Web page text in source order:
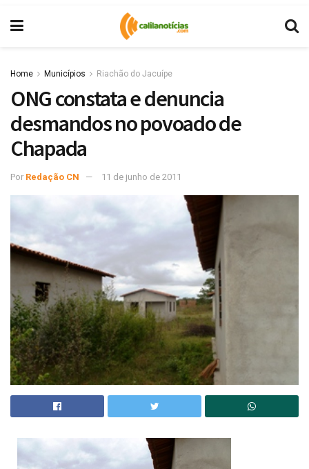
Home Municípios Riachão do Jacuípe
ONG constata e denuncia
desmandos no povoado de
Chapada
Por Redação CN 11 de junho de 2011